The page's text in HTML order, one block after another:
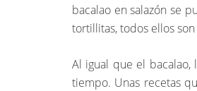
bacalao en salazón se
tortillitas, todos ellos
Al igual que el bacalao,
tiempo. Unas recetas